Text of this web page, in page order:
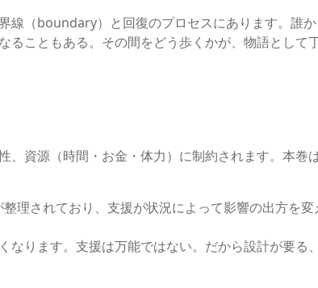
（boundary）と回復のプロセスにあります。誰か
こともある。その間をどう歩くかが、物語として
資源（時間・お金・体力）に制約されます。本巻
されており、支援が状況によって影響の出方を変
ります。支援は万能ではない。だから設計が要る